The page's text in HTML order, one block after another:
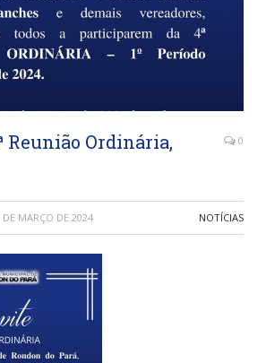
Reunião Ordinária,
0
DE MARÇO DE 2024 NOTÍCIAS